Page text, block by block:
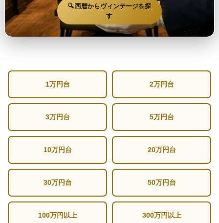
🔍 西暦からヴィンテージを探
す
1万円台 2万円台
3万円台 5万円台
10万円台 20万円台
30万円台 50万円台
100万円以上 300万円以上